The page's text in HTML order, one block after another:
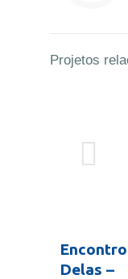
Projetos
Encontro
Delas –